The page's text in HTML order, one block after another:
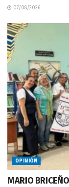
07/08/2026
OPINIÓN
MARIO